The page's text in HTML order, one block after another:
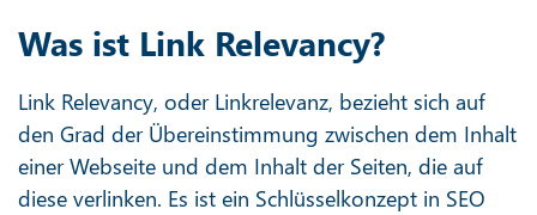
Was ist Link Relevancy?
Link Relevancy, oder Linkrelevanz, bezieht sich auf
den Grad der Übereinstimmung zwischen dem Inhalt
einer Webseite und dem Inhalt der Seiten, die auf
diese verlinken. Es ist ein Schlüsselkonzept in SEO